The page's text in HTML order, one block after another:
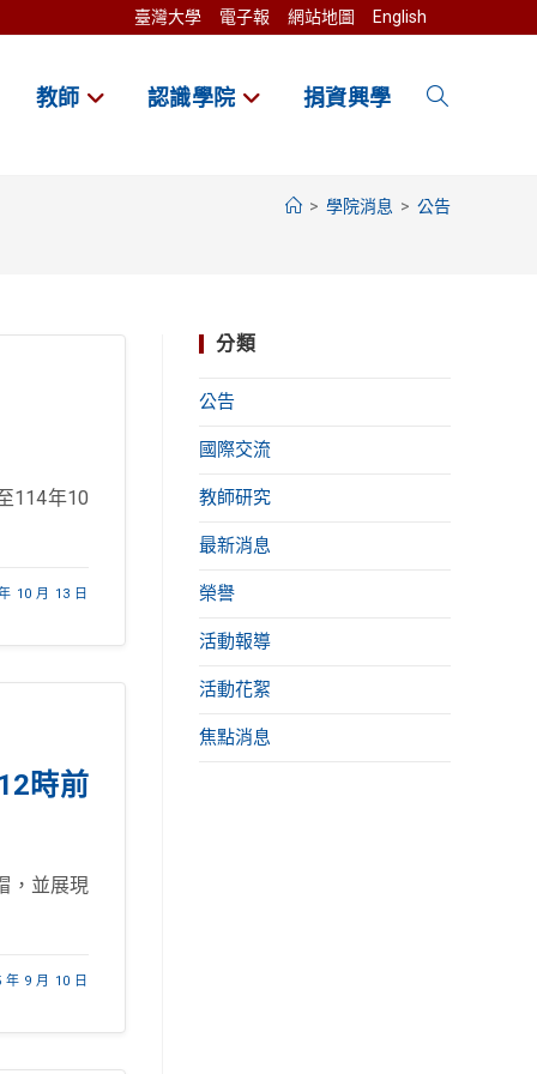
臺灣大學 電子報 網站地圖 English
教師 認識學院 捐資興學 Toggle
> 學院消息 > 公告
分類
公告
國際交流
教師研究
最新消息
榮譽
活動報導
活動花絮
焦點消息
114年10
10 月 13 日
時前
，並展現
年 9 月 10 日